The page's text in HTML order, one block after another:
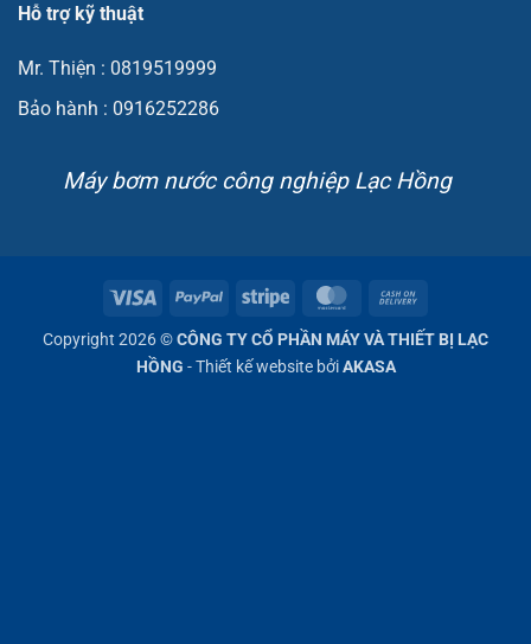
Hỗ trợ kỹ thuật
Mr. Thiện : 0819519999
Bảo hành : 0916252286
Máy bơm nước công nghiệp Lạc Hồng
Visa PayPal Stripe MasterCard
Delivery
Copyright 2026 ©CÔNG TY CỔ PHẦN MÁY VÀ THIẾT BỊ LẠC
HỒNG - Thiết kế website bởiAKASA